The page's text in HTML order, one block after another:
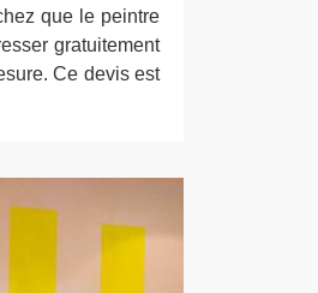
que le peintre
gratuitement
Ce devis est